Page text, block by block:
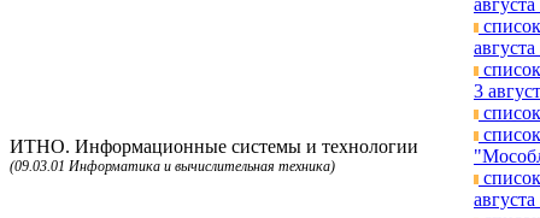
ИТНО. Информационные системы и технологии
(09.03.01 Информатика и вычислительная техника)
3